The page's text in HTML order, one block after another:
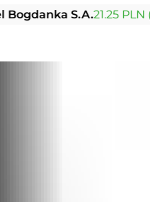
S.A.21.25 PLN (0.00%)